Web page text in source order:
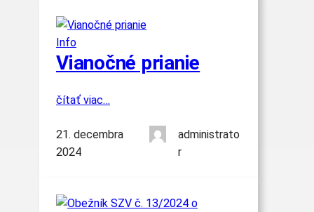
Info
Vianočné prianie
čítať viac…
21. decembra
2024
administrato
r